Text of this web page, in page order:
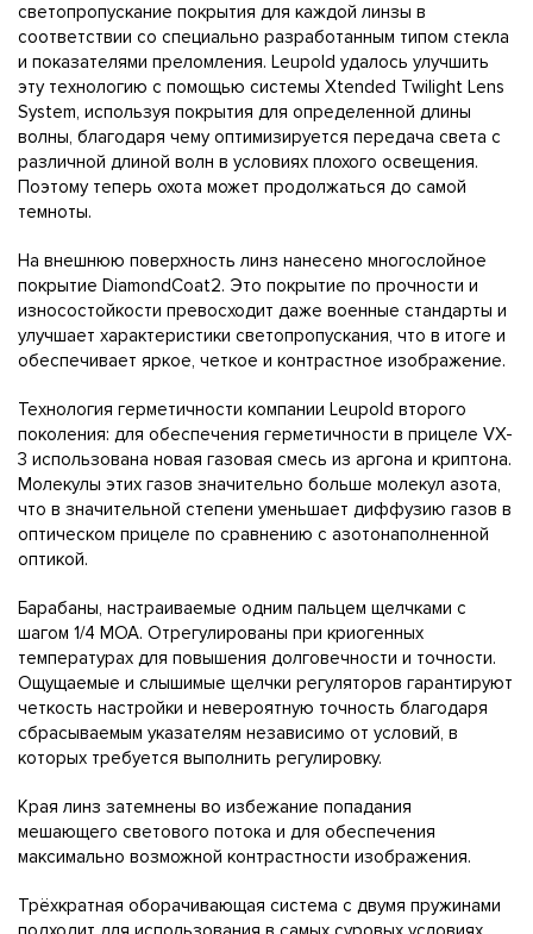
светопропускание покрытия для каждой линзы в
соответствии со специально разработанным типом стекла
и показателями преломления. Leupold удалось улучшить
эту технологию с помощью системы Xtended Twilight Lens
System, используя покрытия для определенной длины
волны, благодаря чему оптимизируется передача света с
различной длиной волн в условиях плохого освещения.
Поэтому теперь охота может продолжаться до самой
темноты.
На внешнюю поверхность линз нанесено многослойное
покрытие DiamondCoat2. Это покрытие по прочности и
износостойкости превосходит даже военные стандарты и
улучшает характеристики светопропускания, что в итоге и
обеспечивает яркое, четкое и контрастное изображение.
Технология герметичности компании Leupold второго
поколения: для обеспечения герметичности в прицеле VX-
3 использована новая газовая смесь из аргона и криптона.
Молекулы этих газов значительно больше молекул азота,
что в значительной степени уменьшает диффузию газов в
оптическом прицеле по сравнению с азотонаполненной
оптикой.
Барабаны, настраиваемые одним пальцем щелчками с
шагом 1/4 MOA. Отрегулированы при криогенных
температурах для повышения долговечности и точности.
Ощущаемые и слышимые щелчки регуляторов гарантируют
четкость настройки и невероятную точность благодаря
сбрасываемым указателям независимо от условий, в
которых требуется выполнить регулировку.
Края линз затемнены во избежание попадания
мешающего светового потока и для обеспечения
максимально возможной контрастности изображения.
Трёхкратная оборачивающая система с двумя пружинами